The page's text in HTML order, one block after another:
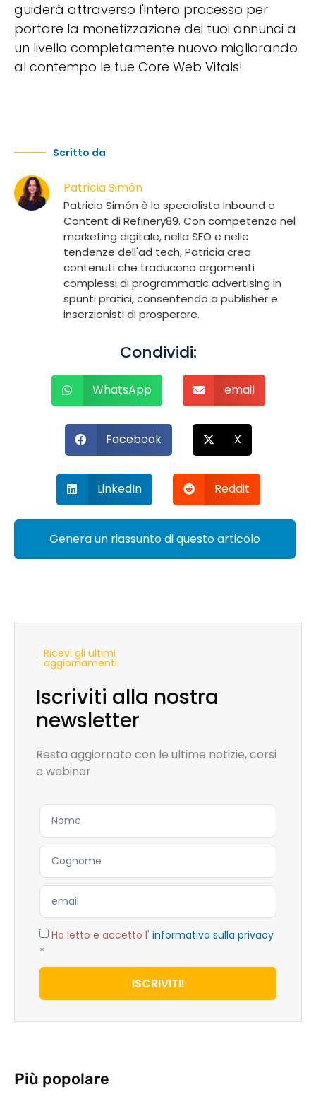
guiderà attraverso l'intero processo per
portare la monetizzazione dei tuoi annunci a
un livello completamente nuovo migliorando
al contempo le tue Core Web Vitals!
Scritto da
Patricia Simón
Patricia Simón è la specialista Inbound e
Content di Refinery89. Con competenza nel
marketing digitale, nella SEO e nelle
tendenze dell'ad tech, Patricia crea
contenuti che traducono argomenti
complessi di programmatic advertising in
spunti pratici, consentendo a publisher e
inserzionisti di prosperare.
Condividi:
WhatsApp email
Facebook X
LinkedIn Reddit
Genera un riassunto di questo articolo
Ricevi gli ultimi
aggiornamenti
Iscriviti alla nostra
newsletter
Resta aggiornato con le ultime notizie, corsi
e webinar
Ho letto e accetto l' informativa sulla privacy
*
ISCRIVITI!
Più popolare